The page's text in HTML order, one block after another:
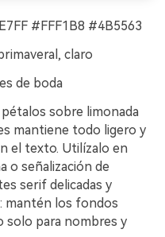
#FFF1B8 #4B5563
claro
de boda
sobre limonada
mantiene todo ligero y
el texto. Utilízalo en
o señalización de
serif delicadas y
mantén los fondos
solo para nombres y